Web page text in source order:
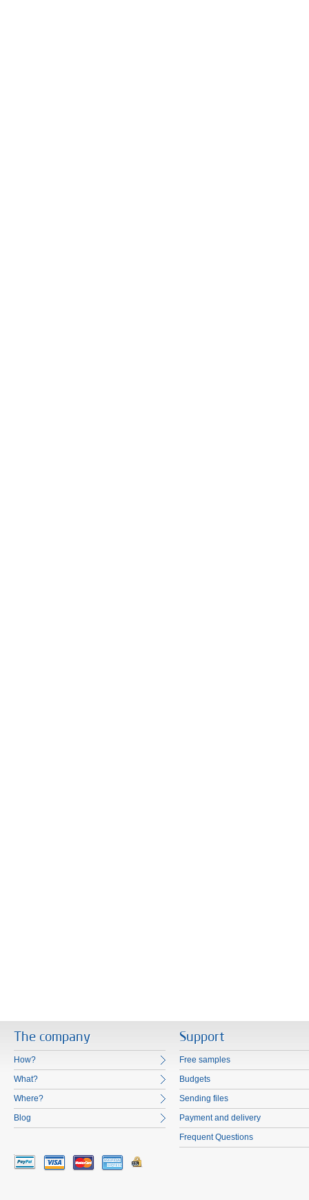
The company
How?
What?
Where?
Blog
Support
Free samples
Budgets
Sending files
Payment and delivery
Frequent Questions